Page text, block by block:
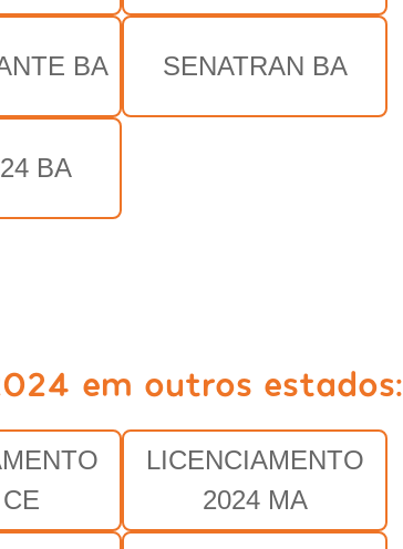
BA SENATRAN BA
BA
em outros estados:
LICENCIAMENTO
2024 MA